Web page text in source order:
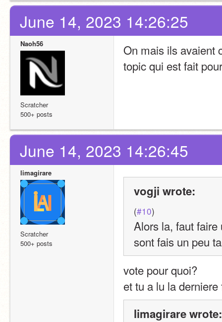
June 14, 2023 14:26:25
Naoh56
Scratcher
500+ posts
On mais ils avaient
topic qui est fait
June 14, 2023 14:26:45
limagirare
Scratcher
500+ posts
vogji wrote:
(#10)
Alors la, faut faire
sont fais un peu
vote pour quoi?
et tu a lu la derniere
limagirare wrote: